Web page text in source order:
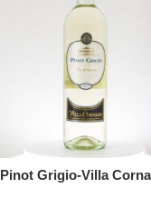
Pinot Grigio-Villa